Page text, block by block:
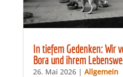
In tiefem Gedenken: Wir
Bora und ihrem
26. Mai 2026| Allgemein